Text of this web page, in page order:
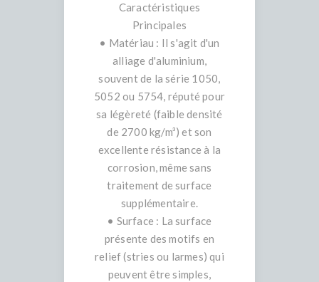
Caractéristiques
Principales
• Matériau : Il s'agit d'un
alliage d'aluminium,
souvent de la série 1050,
5052 ou 5754, réputé pour
sa légèreté (faible densité
de 2700 kg/m³) et son
excellente résistance à la
corrosion, même sans
traitement de surface
supplémentaire.
• Surface : La surface
présente des motifs en
relief (stries ou larmes) qui
peuvent être simples,